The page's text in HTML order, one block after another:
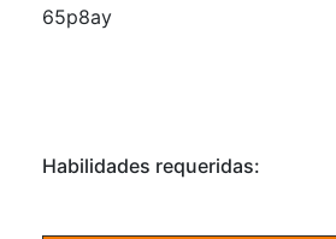
65p8ay
Habilidades requeridas: